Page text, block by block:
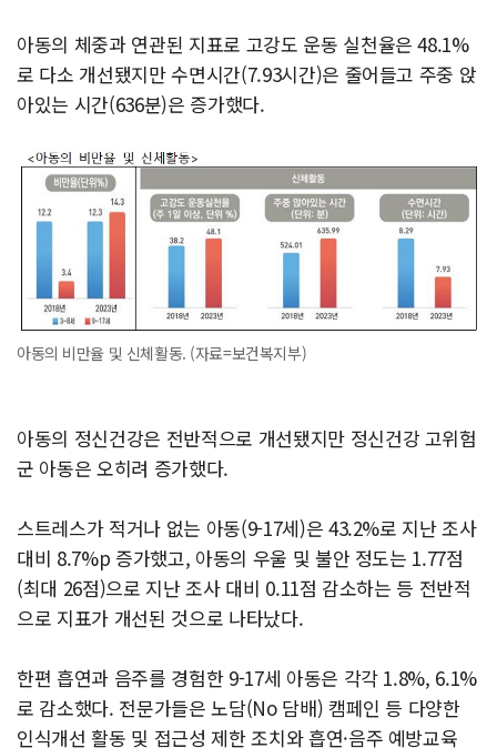
아동의 체중과 연관된 지표로 고강도 운동 실천율은 48.1%
로 다소 개선됐지만 수면시간(7.93시간)은 줄어들고 주중 앉
아있는 시간(636분)은 증가했다.
아동의 비만율 및 신체활동. (자료=보건복지부)
아동의 정신건강은 전반적으로 개선됐지만 정신건강 고위험
군 아동은 오히려 증가했다.
스트레스가 적거나 없는 아동(9-17세)은 43.2%로 지난 조사
대비 8.7%p 증가했고, 아동의 우울 및 불안 정도는 1.77점
(최대 26점)으로 지난 조사 대비 0.11점 감소하는 등 전반적
으로 지표가 개선된 것으로 나타났다.
한편 흡연과 음주를 경험한 9-17세 아동은 각각 1.8%, 6.1%
로 감소했다. 전문가들은 노담(No 담배) 캠페인 등 다양한
인식개선 활동 및 접근성 제한 조치와 흡연·음주 예방교육